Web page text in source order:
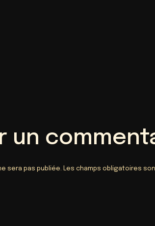
un
sera pas publiée. Les champs obligatoires